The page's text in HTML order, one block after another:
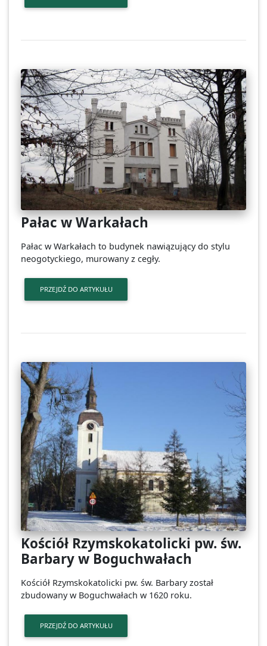
Pałac w Warkałach
Pałac w Warkałach to budynek nawiązujący do stylu
neogotyckiego, murowany z cegły.
PRZEJDŹ DO ARTYKUŁU
Kościół Rzymskokatolicki pw. św.
Barbary w Boguchwałach
Kościół Rzymskokatolicki pw. św. Barbary został
zbudowany w Boguchwałach w 1620 roku.
PRZEJDŹ DO ARTYKUŁU